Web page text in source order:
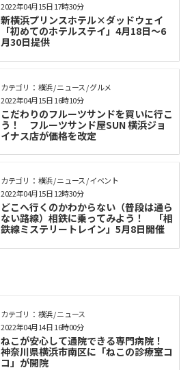
新横浜プリンスホテル×ダッドウェイ
「初めてのホテルステイ」4月18日～6
月30日提供
2022年04月15日 17時30分
カテゴリ： 横浜 / ニュース / グルメ
こだわりのフルーツサンドを買いに行こ
う！ フルーツサンド屋SUN 横浜ジョ
イナス店が価格を改定
2022年04月15日 16時10分
カテゴリ： 横浜 / ニュース / イベント
どこへ行くのかわからない（普段は通ら
ない路線）相鉄に乗ってみよう！ 「相
鉄線ミステリートレイン」5月8日開催
2022年04月15日 12時30分
カテゴリ： 横浜 / ニュース
ねこが安心して通院できる専門病院！
神奈川県横浜市南区に「ねこの診療室コ
コ」が開院
2022年04月14日 16時00分